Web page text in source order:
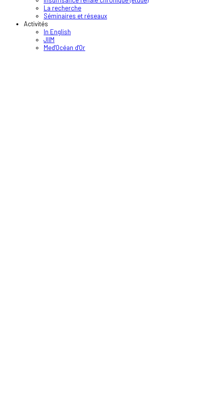
La recherche
Séminaires et réseaux
Activités
In English
JIIM
Med'Océan d'Or